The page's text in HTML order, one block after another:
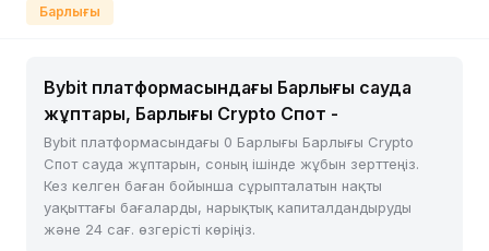
Барлығы
Bybit платформасындағы Барлығы сауда
жұптары, Барлығы Crypto Спот -
Bybit платформасындағы 0 Барлығы Барлығы Crypto
Спот сауда жұптарын, соның ішінде жұбын зерттеңіз.
Кез келген баған бойынша сұрыпталатын нақты
уақыттағы бағаларды, нарықтық капиталдандыруды
және 24 сағ. өзгерісті көріңіз.